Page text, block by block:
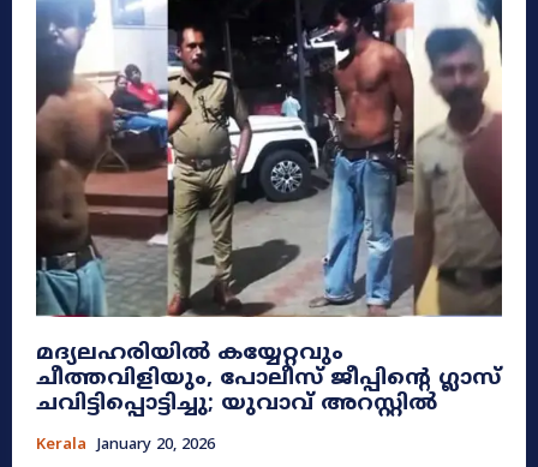
മദ്യലഹരിയിൽ കയ്യേറ്റവും
ചീത്തവിളിയും, പോലീസ് ജീപ്പിന്റെ ഗ്ലാസ്
ചവിട്ടിപ്പൊട്ടിച്ചു; യുവാവ് അറസ്റ്റിൽ
Kerala January 20, 2026